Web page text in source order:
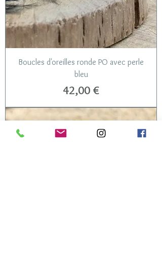
Boucles d'oreilles ronde PO avec perle
bleu
Prix
42,00 €